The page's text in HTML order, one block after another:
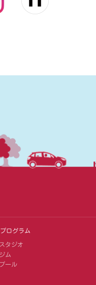
プログラム
スタジオ
ジム
プール